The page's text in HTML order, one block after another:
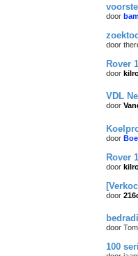
door
door
Rover
door
VDL
door
door
Rover
door
door
door Tom
100